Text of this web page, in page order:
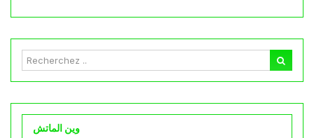
وين الماتش